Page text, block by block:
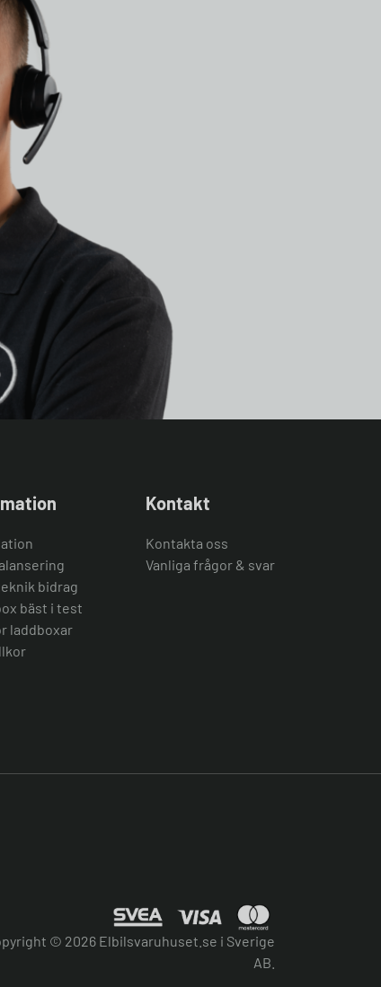
bidrag
bäst i test
laddboxar
Kontakt
Kontakta oss
Vanliga frågor & svar
© 2026 Elbilsvaruhuset.se i Sverige
AB.